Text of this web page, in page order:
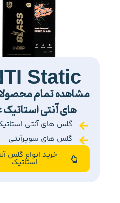
Static
مشاهده تمام
های آنتی
گلس های آنتی
گلس های سوپرآنتی
خرید انواع گلس
استاتیک